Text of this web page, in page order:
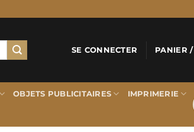
SE CONNECTER PANIER /
OBJETS PUBLICITAIRES IMPRIMERIE